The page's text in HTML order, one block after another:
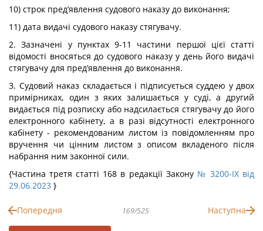
10) строк пред’явлення судового наказу до виконання;
11) дата видачі судового наказу стягувачу.
2. Зазначені у пунктах 9-11 частини першої цієї статті
відомості вносяться до судового наказу у день його видачі
стягувачу для пред’явлення до виконання.
3. Судовий наказ складається і підписується суддею у двох
примірниках, один з яких залишається у суді, а другий
видається під розписку або надсилається стягувачу до його
електронного кабінету, а в разі відсутності електронного
кабінету - рекомендованим листом із повідомленням про
вручення чи цінним листом з описом вкладеного після
набрання ним законної сили.
{Частина третя статті 168 в редакції Закону № 3200-IX від
29.06.2023 }
Попередня 169/525 Наступна